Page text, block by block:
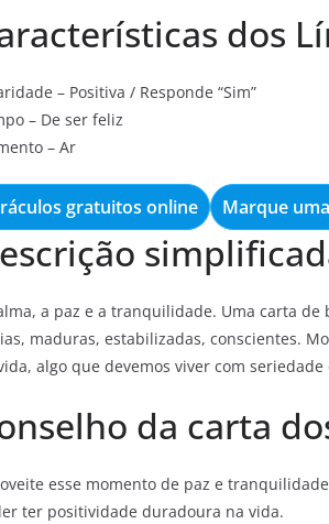
dos
– Positiva / Responde “Sim”
– De ser feliz
– Ar
gratuitos online Marque
a paz e a tranquilidade. Uma carta
maduras, estabilizadas, conscientes.
algo que devemos viver com
da carta
esse momento de paz e
ter positividade duradoura na vida.